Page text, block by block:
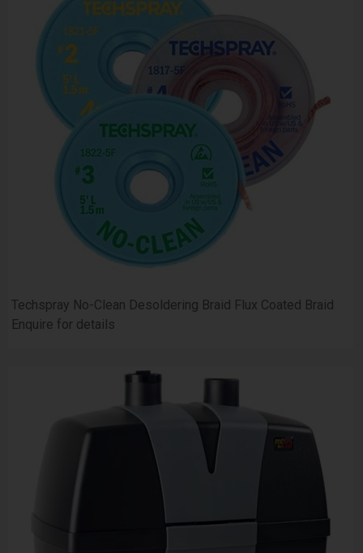
Techspray No-Clean Desoldering Braid Flux Coated Braid
Enquire for details